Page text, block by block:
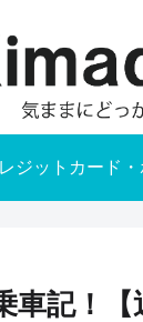
ジットカード・
車記！